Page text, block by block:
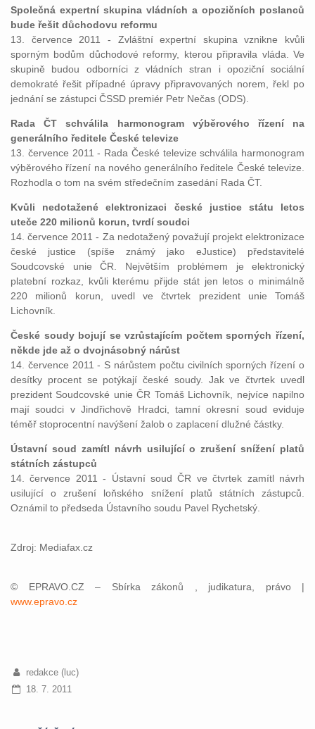
Společná expertní skupina vládních a opozičních poslanců
bude řešit důchodovu reformu
13. července 2011 - Zvláštní expertní skupina vznikne kvůli
sporným bodům důchodové reformy, kterou připravila vláda. Ve
skupině budou odborníci z vládních stran i opoziční sociální
demokraté řešit případné úpravy připravovaných norem, řekl po
jednání se zástupci ČSSD premiér Petr Nečas (ODS).
Rada ČT schválila harmonogram výběrového řízení na
generálního ředitele České televize
13. července 2011 - Rada České televize schválila harmonogram
výběrového řízení na nového generálního ředitele České televize.
Rozhodla o tom na svém středečním zasedání Rada ČT.
Kvůli nedotažené elektronizaci české justice státu letos
uteče 220 milionů korun, tvrdí soudci
14. července 2011 - Za nedotažený považují projekt elektronizace
české justice (spíše známý jako eJustice) představitelé
Soudcovské unie ČR. Největším problémem je elektronický
platební rozkaz, kvůli kterému přijde stát jen letos o minimálně
220 milionů korun, uvedl ve čtvrtek prezident unie Tomáš
Lichovník.
České soudy bojují se vzrůstajícím počtem sporných řízení,
někde jde až o dvojnásobný nárůst
14. července 2011 - S nárůstem počtu civilních sporných řízení o
desítky procent se potýkají české soudy. Jak ve čtvrtek uvedl
prezident Soudcovské unie ČR Tomáš Lichovník, nejvíce napilno
mají soudci v Jindřichově Hradci, tamní okresní soud eviduje
téměř stoprocentní navýšení žalob o zaplacení dlužné částky.
Ústavní soud zamítl návrh usilující o zrušení snížení platů
státních zástupců
14. července 2011 - Ústavní soud ČR ve čtvrtek zamítl návrh
usilující o zrušení loňského snížení platů státních zástupců.
Oznámil to předseda Ústavního soudu Pavel Rychetský.
Zdroj: Mediafax.cz
© EPRAVO.CZ – Sbírka zákonů , judikatura, právo |
www.epravo.cz
redakce (luc)
18. 7. 2011